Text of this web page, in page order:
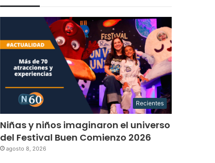
Recientes
Niñas y niños imaginaron el universo
del Festival Buen Comienzo 2026
agosto 8, 2026